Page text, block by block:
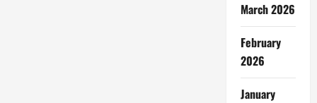
March 2026
February
2026
January